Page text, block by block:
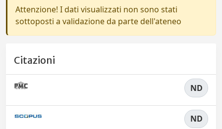
Attenzione! I dati visualizzati non sono stati
sottoposti a validazione da parte dell'ateneo
Citazioni
ND
ND